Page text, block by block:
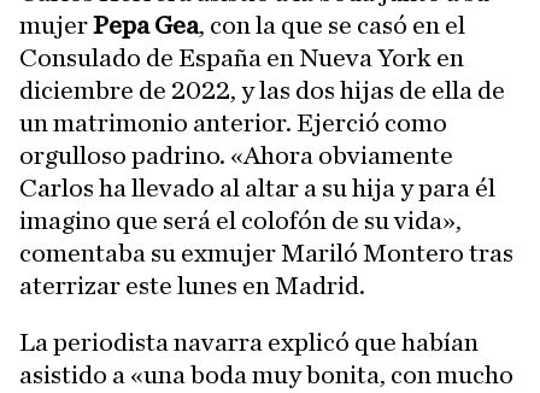
mujerPepa Gea, con la que se casó en el
Consulado de España en Nueva York en
diciembre de 2022, y las dos hijas de ella de
un matrimonio anterior. Ejerció como
orgulloso padrino. «Ahora obviamente
Carlos ha llevado al altar a su hija y para él
imagino que será el colofón de su vida»,
comentaba su exmujer Mariló Montero tras
aterrizar este lunes en Madrid.
La periodista navarra explicó que habían
asistido a «una boda muy bonita, con mucho